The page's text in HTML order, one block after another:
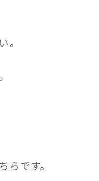
。
らです。